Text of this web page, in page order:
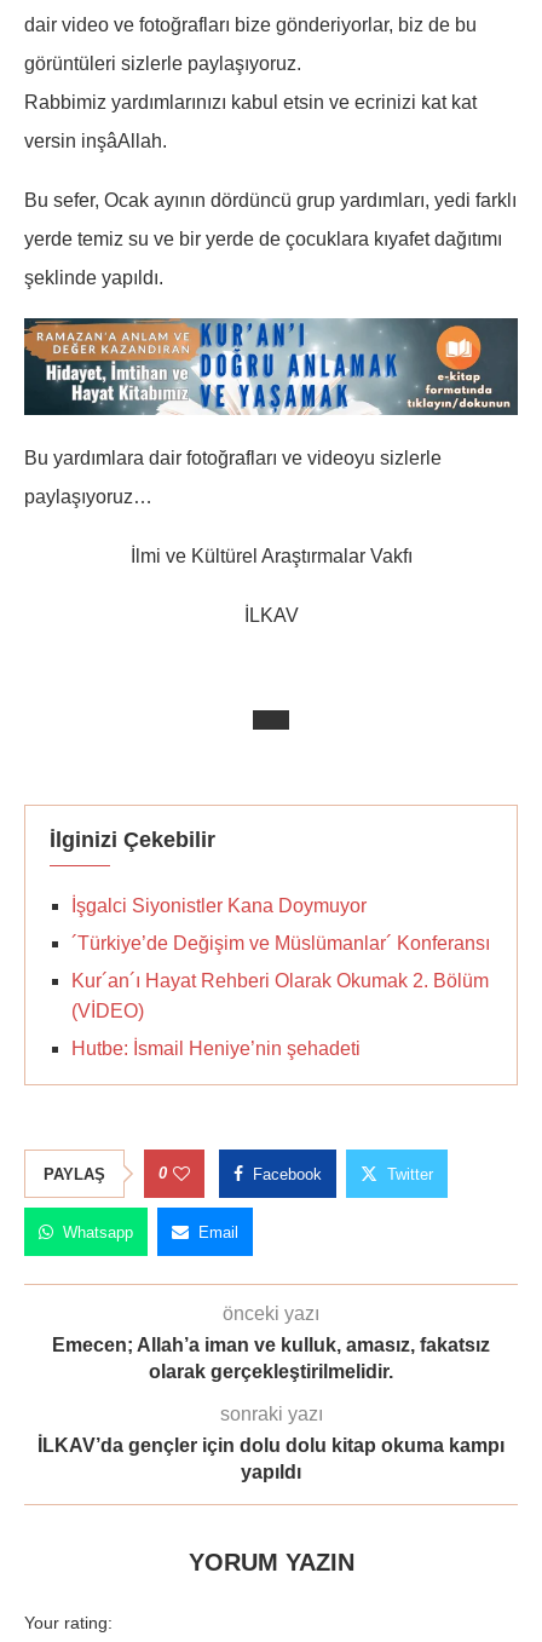
dair video ve fotoğrafları bize gönderiyorlar, biz de bu
görüntüleri sizlerle paylaşıyoruz.
Rabbimiz yardımlarınızı kabul etsin ve ecrinizi kat kat
versin inşâAllah.
Bu sefer, Ocak ayının dördüncü grup yardımları, yedi farklı
yerde temiz su ve bir yerde de çocuklara kıyafet dağıtımı
şeklinde yapıldı.
Bu yardımlara dair fotoğrafları ve videoyu sizlerle
paylaşıyoruz…
İlmi ve Kültürel Araştırmalar Vakfı
İLKAV
İlginizi Çekebilir
İşgalci Siyonistler Kana Doymuyor
´Türkiye’de Değişim ve Müslümanlar´ Konferansı
Kur´an´ı Hayat Rehberi Olarak Okumak 2. Bölüm
(VİDEO)
Hutbe: İsmail Heniye’nin şehadeti
PAYLAŞ 0 Facebook Twitter
Whatsapp Email
önceki yazı
Emecen; Allah’a iman ve kulluk, amasız, fakatsız
olarak gerçekleştirilmelidir.
sonraki yazı
İLKAV’da gençler için dolu dolu kitap okuma kampı
yapıldı
YORUM YAZIN
Your rating: